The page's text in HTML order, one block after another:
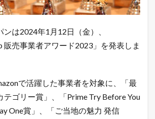
ンは2024年1月12日（金）、
販売事業者アワード2023」を発表しま
で活躍した事業者を対象に、「最
テゴリー賞」、「Prime Try Before You
One賞」、「ご当地の魅力 発信